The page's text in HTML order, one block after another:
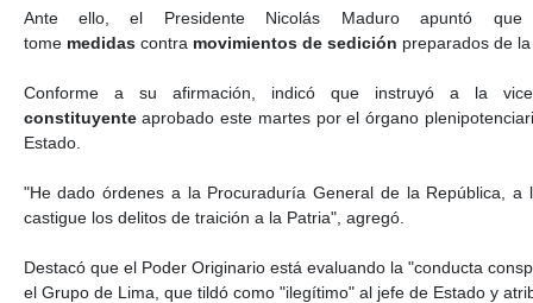
Ante ello, el Presidente Nicolás Maduro apuntó
tome medidascontra movimientos de sedición preparados de
Conforme a su afirmación, indicó que instruyó a la
constituyenteaprobado este martes por el órgano
Estado.
"He dado órdenes a la Procuraduría General de la República,
castigue los delitos de traición a la Patria", agregó.
Destacó que el Poder Originario está evaluando la "conducta
el Grupo de Lima, que tildó como "ilegítimo" al jefe de Estado y